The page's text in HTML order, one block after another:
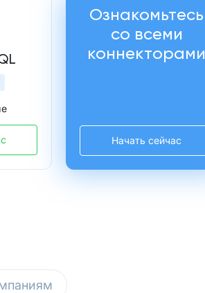
Ознакомьтесь
со всеми
коннекторами
Начать сейчас